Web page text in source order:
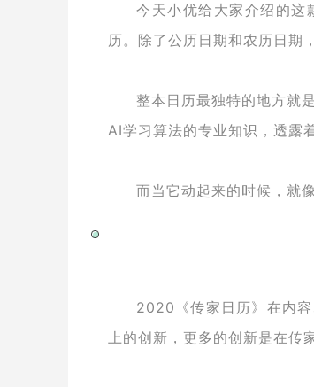
今天小优给大家介绍的这
历。除了公历日期和农历日期
整本日历最独特的地方就
AI学习算法的专业知识，透露
而当它动起来的时候，就
2020《传家日历》在内
上的创新，更多的创新是在传